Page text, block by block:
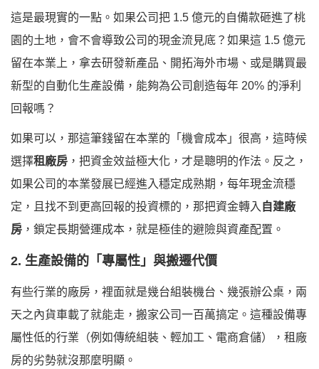
這是最現實的一點。如果公司把 1.5 億元的自備款砸進了桃
園的土地，會不會導致公司的現金流見底？如果這 1.5 億元
留在本業上，拿去研發新產品、開拓海外市場、或是購買最
新型的自動化生產設備，能夠為公司創造每年 20% 的淨利
回報嗎？
如果可以，那這筆錢留在本業的「機會成本」很高，這時候
選擇租廠房 ，把資金效益極大化，才是聰明的作法。反之，
如果公司的本業發展已經進入穩定成熟期，每年現金流穩
定，且找不到更高回報的投資標的，那把資金轉入 自建廠
房 ，鎖定長期營運成本，就是極佳的避險與資產配置。
2. 生產設備的「專屬性」與搬遷代價
有些行業的廠房，裡面就是幾台組裝機台、幾張辦公桌，兩
天之內貨車載了就能走，搬家公司一百萬搞定。這種設備專
屬性低的行業（例如傳統組裝、輕加工、電商倉儲），租廠
房的劣勢就沒那麼明顯。